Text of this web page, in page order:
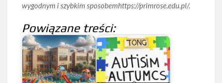
wygodnym i szybkim sposobemhttps://primrose.edu.pl/.
Powiązane treści: